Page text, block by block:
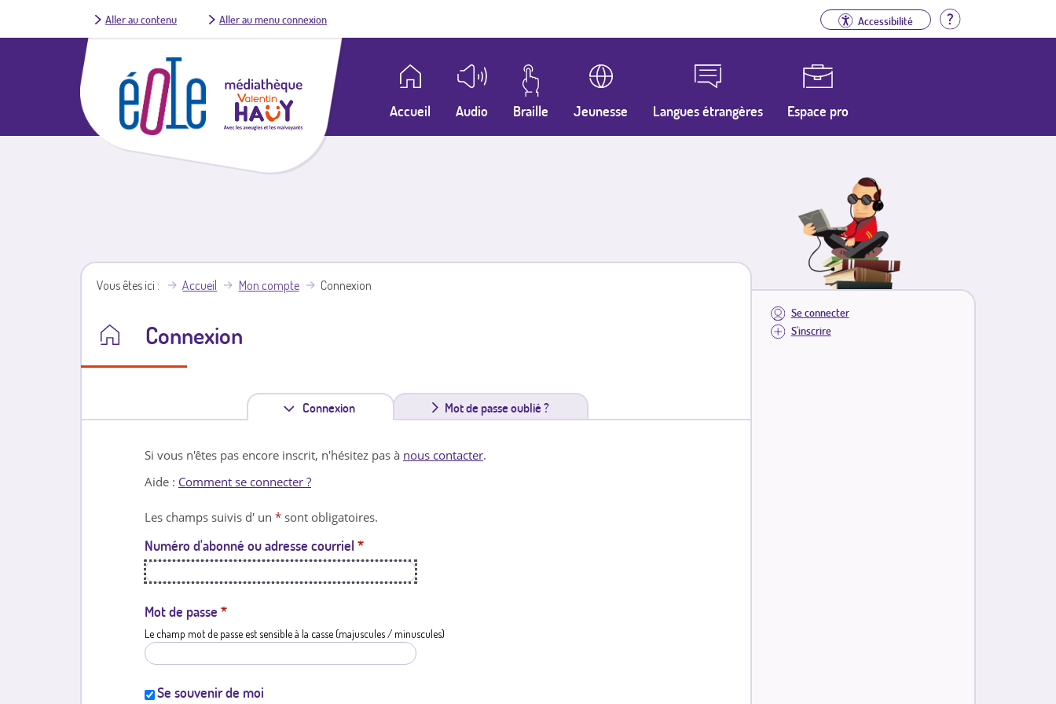
Aller au contenu Aller au menu connexion Accessibilité Aide
Accueil Audio Braille Jeunesse Langues étrangères Espace pro
Se connecter
S'inscrire
Vous êtes ici Accueil Mon compte Connexion
Connexion
Connexion
n
l
e
Mot de passe oublié ?
Si vous n'êtes pas encore inscrit, n'hésitez pas à nous contacter.
Aide : Comment se connecter ?
Les champs suivis d' un * sont obligatoires.
Numéro d'abonné ou adresse courriel *
Mot de passe *
Le champ mot de passe est sensible à la casse (majuscules / minuscules)
Se souvenir de moi